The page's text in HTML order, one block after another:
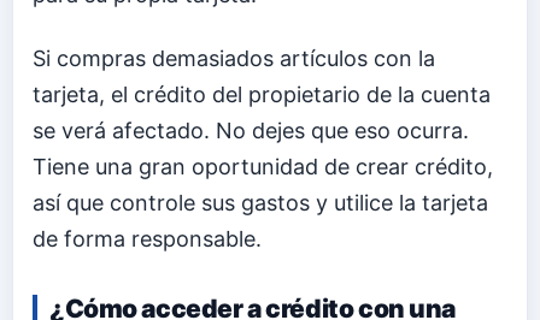
Si compras demasiados artículos con la
tarjeta, el crédito del propietario de la cuenta
se verá afectado. No dejes que eso ocurra.
Tiene una gran oportunidad de crear crédito,
así que controle sus gastos y utilice la tarjeta
de forma responsable.
¿Cómo acceder a crédito con una